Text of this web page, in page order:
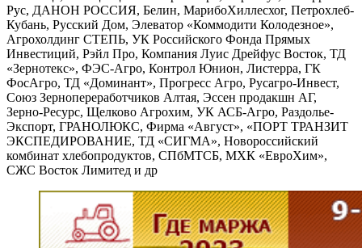
Рус, ДАНОН РОССИЯ, Белин, МарибоХиллесхог, Петрохлеб-
Кубань, Русский Дом, Элеватор «Коммодити Колодезное»,
Агрохолдинг СТЕПЬ, УК Российского Фонда Прямых
Инвестиций, Рэйл Про, Компания Луис Дрейфус Восток, ТД
«Зернотекс», ФЭС-Агро, Контрол Юнион, Листерра, ГК
ФосАгро, ТД «Доминант», Прогресс Агро, Русагро-Инвест,
Союз Зернопереработчиков Алтая, Эссен продакшн АГ,
Зерно-Ресурс, Щелково Агрохим, УК АСБ-Агро, Раздолье-
Экспорт, ГРАНОЛЮКС, Фирма «Август», «ПОРТ ТРАНЗИТ
ЭКСПЕДИРОВАНИЕ, ТД «СИГМА», Новороссийский
комбинат хлебопродуктов, СПбМТСБ, МХК «ЕвроХим»,
СЖС Восток Лимитед и др